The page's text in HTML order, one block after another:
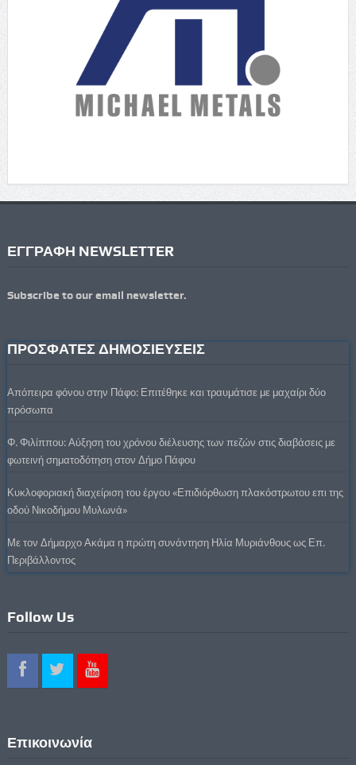
ΕΓΓΡΑΦΗ NEWSLETTER
Subscribe to our email newsletter.
ΠΡΟΣΦΑΤΕΣ ΔΗΜΟΣΙΕΥΣΕΙΣ
Απόπειρα φόνου στην Πάφο: Επιτέθηκε και τραυμάτισε με μαχαίρι δύο
πρόσωπα
Φ. Φιλίππου: Αύξηση του χρόνου διέλευσης των πεζών στις διαβάσεις με
φωτεινή σηματοδότηση στον Δήμο Πάφου
Κυκλοφοριακή διαχείριση του έργου «Επιδιόρθωση πλακόστρωτου επι της
οδού Νικοδήμου Μυλωνά»
Με τον Δήμαρχο Ακάμα η πρώτη συνάντηση Ηλία Μυριάνθους ως Επ.
Περιβάλλοντος
Follow Us
Επικοινωνία